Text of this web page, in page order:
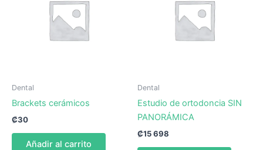
Dental
Brackets cerámicos
₡30
Añadir al carrito
Dental
Estudio de ortodoncia SIN
PANORÁMICA
₡15 698